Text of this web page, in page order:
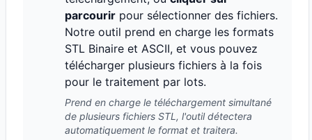
parcourir pour sélectionner des fichiers.
Notre outil prend en charge les formats
STL Binaire et ASCII, et vous pouvez
télécharger plusieurs fichiers à la fois
pour le traitement par lots.
Prend en charge le téléchargement simultané
de plusieurs fichiers STL, l'outil détectera
automatiquement le format et traitera.